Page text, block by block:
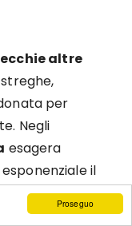
Proseguo
altre
per
Negli
esagera
il
stregoneria e
fatti, forse